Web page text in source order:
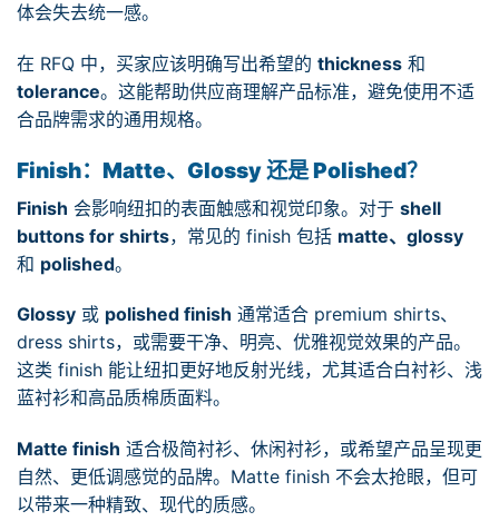
体会失去统一感。
在 RFQ 中，买家应该明确写出希望的 thickness 和
tolerance。这能帮助供应商理解产品标准，避免使用不适
合品牌需求的通用规格。
Finish：Matte、Glossy 还是 Polished？
Finish 会影响纽扣的表面触感和视觉印象。对于 shell
buttons for shirts，常见的 finish 包括 matte、glossy
和 polished。
Glossy 或 polished finish 通常适合 premium shirts、
dress shirts，或需要干净、明亮、优雅视觉效果的产品。
这类 finish 能让纽扣更好地反射光线，尤其适合白衬衫、浅
蓝衬衫和高品质棉质面料。
Matte finish 适合极简衬衫、休闲衬衫，或希望产品呈现更
自然、更低调感觉的品牌。Matte finish 不会太抢眼，但可
以带来一种精致、现代的质感。